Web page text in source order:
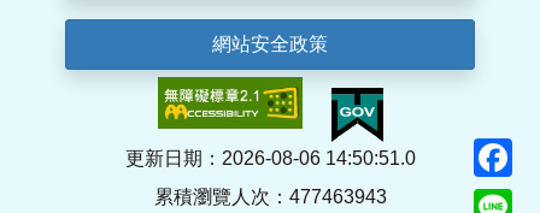
網站安全政策
更新日期：2026-08-06 14:50:51.0
累積瀏覽人次：477463943